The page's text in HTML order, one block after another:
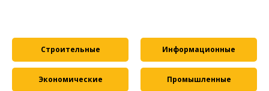
Строительные Информационные
Экономические Промышленные